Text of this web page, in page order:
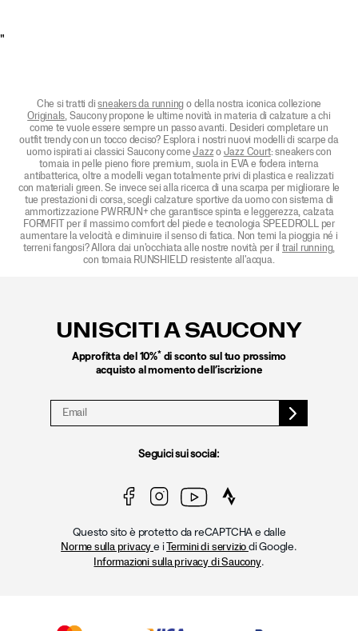
"
Che si tratti disneakers da running o della nostra iconica collezione
Originals, Saucony propone le ultime novità in materia di calzature a chi
come te vuole essere sempre un passo avanti. Desideri completare un
outfit trendy con un tocco deciso? Esplora i nostri nuovi modelli di scarpe da
uomo ispirati ai classici Saucony comeJazzo Jazz Court: sneakers con
tomaia in pelle pieno fiore premium, suola in EVA e fodera interna
antibatterica, oltre a modelli vegan totalmente privi di plastica e realizzati
con materiali green. Se invece sei alla ricerca di una scarpa per migliorare le
tue prestazioni di corsa, scegli calzature sportive da uomo con sistema di
ammortizzazione PWRRUN+ che garantisce spinta e leggerezza, calzata
FORMFIT per il massimo comfort del piede e tecnologia SPEEDROLL per
aumentare la velocità e diminuire il senso di fatica. Non temi la pioggia né i
terreni fangosi? Allora dai un'occhiata alle nostre novità per iltrail running,
con tomaia RUNSHIELD resistente all'acqua.
UNISCITI A SAUCONY
Approfitta del 10%* di sconto sul tuo prossimo
acquisto al momento dell’iscrizione
Seguici sui social:
Questo sito è protetto da reCAPTCHA e dalle
Norme sulla privacy e iTermini di servizio di Google.
Informazioni sulla privacy di Saucony.